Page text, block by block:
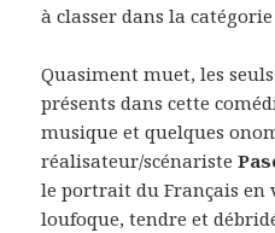
à classer dans la
Quasiment muet, les
présents dans cette
musique et quelques
réalisateur/scénariste
le portrait du Français en
loufoque, tendre et